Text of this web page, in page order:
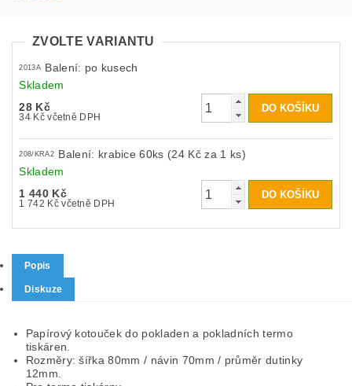
ZVOLTE VARIANTU
2013A
Balení: po kusech
Skladem
28 Kč
34 Kč včetně DPH
208/KRA2
Balení: krabice 60ks (24 Kč za 1 ks)
Skladem
1 440 Kč
1 742 Kč včetně DPH
Popis
Diskuze
Papírový kotouček do pokladen a pokladních termo
tiskáren.
Rozměry: šířka 80mm / návin 70mm / průměr dutinky
12mm.